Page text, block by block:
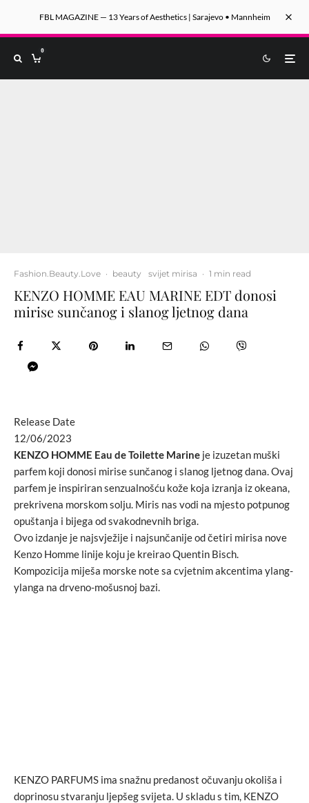
FBL MAGAZINE — 13 Years of Aesthetics | Sarajevo • Mannheim
0
Fashion.Beauty.Love · beauty svijet mirisa · 1 min read
KENZO HOMME EAU MARINE EDT donosi
mirise sunčanog i slanog ljetnog dana
Release Date
12/06/2023
KENZO HOMME Eau de Toilette Marine je izuzetan muški
parfem koji donosi mirise sunčanog i slanog ljetnog dana. Ovaj
parfem je inspiriran senzualnošću kože koja izranja iz okeana,
prekrivena morskom solju. Miris nas vodi na mjesto potpunog
opuštanja i bijega od svakodnevnih briga.
Ovo izdanje je najsvježije i najsunčanije od četiri mirisa nove
Kenzo Homme linije koju je kreirao Quentin Bisch.
Kompozicija miješa morske note sa cvjetnim akcentima ylang-
ylanga na drveno-mošusnoj bazi.
KENZO PARFUMS ima snažnu predanost očuvanju okoliša i
doprinosu stvaranju ljepšeg svijeta. U skladu s tim, KENZO